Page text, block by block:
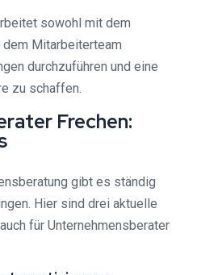
sowohl mit dem
Mitarbeiterteam
durchzuführen und eine
zu schaffen.
Frechen:
gibt es ständig
Hier sind drei aktuelle
für Unternehmensberater